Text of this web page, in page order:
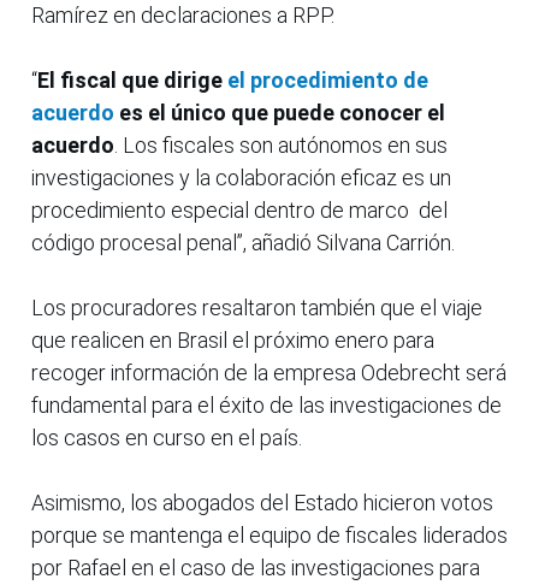
Ramírez en declaraciones a RPP.
“El fiscal que dirige el procedimiento de
acuerdo es el único que puede conocer el
acuerdo . Los fiscales son autónomos en sus
investigaciones y la colaboración eficaz es un
procedimiento especial dentro de marco del
código procesal penal”, añadió Silvana Carrión.
Los procuradores resaltaron también que el viaje
que realicen en Brasil el próximo enero para
recoger información de la empresa Odebrecht será
fundamental para el éxito de las investigaciones de
los casos en curso en el país.
Asimismo, los abogados del Estado hicieron votos
porque se mantenga el equipo de fiscales liderados
por Rafael en el caso de las investigaciones para